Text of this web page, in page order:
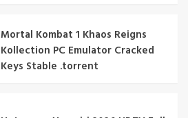
Mortal Kombat 1 Khaos Reigns
Kollection PC Emulator Cracked
Keys Stable .torrent